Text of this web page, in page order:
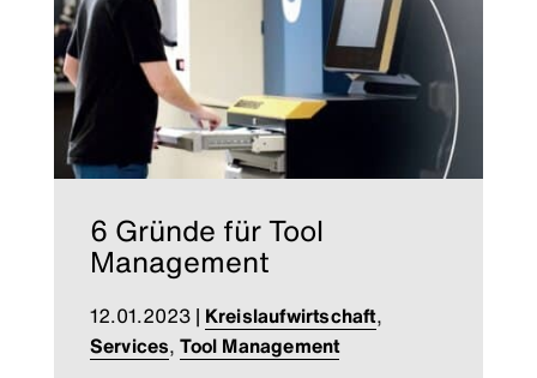
6 Gründe für Tool
Management
12.01.2023| Kreislaufwirtschaft,
Services,Tool Management